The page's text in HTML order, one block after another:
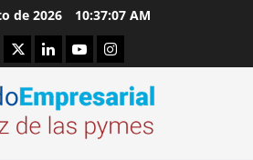
de 2026 10:37:08 AM
TwitterLinkedinYoutubeInstagram